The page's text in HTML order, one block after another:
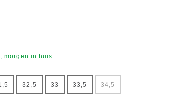
morgen in huis
32,5 33 33,5 34,5